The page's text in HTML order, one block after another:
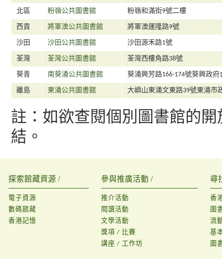
北區 粉嶺公共圖書館 粉嶺和滿街9號二樓
西貢 將軍澳公共圖書館 將軍澳運隆路9號
沙田 沙田公共圖書館 沙田源禾路1號
荃灣 荃灣公共圖書館 荃灣西樓角路38號
葵青 南葵涌公共圖書館 葵涌興芳路166-174號葵興政府
離島 東涌公共圖書館 大嶼山東涌文東路39號東涌市
註：如欲查閱個別圖書館的
結。
探索館藏資源 /
電子資源
數碼館藏
香港記憶
參與推廣活動 /
推介活動
閱讀活動
文學活動
獎項 / 比賽
講座 / 工作坊
尋
香
圖
流
基
圖